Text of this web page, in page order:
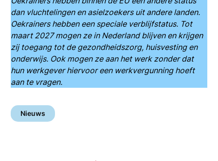
dan vluchtelingen en asielzoekers uit andere landen.
Oekrainers hebben een speciale verblijfstatus. Tot
maart 2027 mogen ze in Nederland blijven en krijgen
zij toegang tot de gezondheidszorg, huisvesting en
onderwijs. Ook mogen ze aan het werk zonder dat
hun werkgever hiervoor een werkvergunning hoeft
aan te vragen.
Nieuws